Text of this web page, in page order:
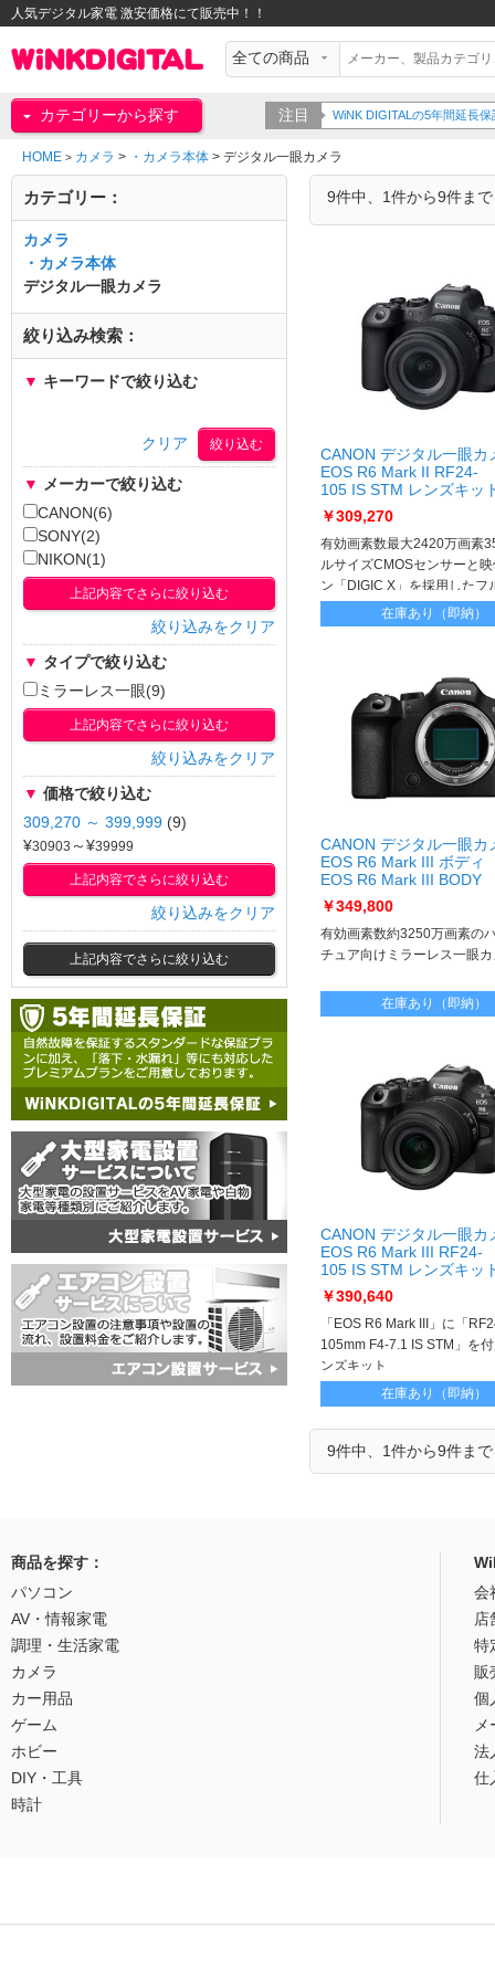
人気デジタル家電 激安価格にて販売中！！
カテゴリーから探す 注目 WiNK DIGITALの5年間延長
HOME > カメラ > ・カメラ本体 > デジタル一眼カメラ
9件中、1件から9件ま
CANON デジタル一眼カ
EOS R6 Mark II RF24-
105 IS STM レンズキッ
【30,000円 CashBack
8/17】EOS R6 Mark II
105 IS STM LKit
￥309,270
有効画素数最大2420万画素
ルサイズCMOSセンサーと
ン「DIGIC X」を採用したフ
ミラーレスカメラ 標準ズー
「RF24-105mm F4-7.1 IS
在庫あり（即納）
CANON デジタル一眼カ
EOS R6 Mark III ボディ
EOS R6 Mark III BODY
￥349,800
有効画素数約3250万画素の
チュア向けミラーレス一眼
在庫あり（即納）
CANON デジタル一眼カ
EOS R6 Mark III RF24-
105 IS STM レンズキッ
EOS R6 Mark III RF24-
105 IS STM LKit
￥390,640
「EOS R6 Mark III」に「
105mm F4-7.1 IS STM」を
ンズキット
在庫あり（即納）
9件中、1件から9件ま
カテゴリー：
カメラ
・カメラ本体
デジタル一眼カメラ
絞り込み検索：
▼ キーワードで絞り込む
クリア
▼ メーカーで絞り込む
CANON(6)
SONY(2)
NIKON(1)
上記内容でさらに絞り込む
絞り込みをクリア
▼ タイプで絞り込む
ミラーレス一眼(9)
上記内容でさらに絞り込む
絞り込みをクリア
▼ 価格で絞り込む
309,270 ～ 399,999 (9)
¥
～¥
上記内容でさらに絞り込む
絞り込みをクリア
上記内容でさらに絞り込む
商品を探す：
パソコン
AV・情報家電
調理・生活家電
カメラ
カー用品
ゲーム
ホビー
DIY・工具
時計
会
店
特
販
個
メ
法
仕